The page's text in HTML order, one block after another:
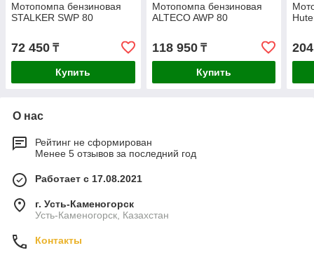
Мотопомпа бензиновая
STALKER SWP 80
72 450 ₸
Купить
Мотопомпа бензиновая
ALTECO AWP 80
118 950₸
Купить
О нас
Рейтинг не сформирован
Менее 5 отзывов за последний год
Работает с 17.08.2021
г. Усть-Каменогорск
Усть-Каменогорск, Казахстан
Контакты